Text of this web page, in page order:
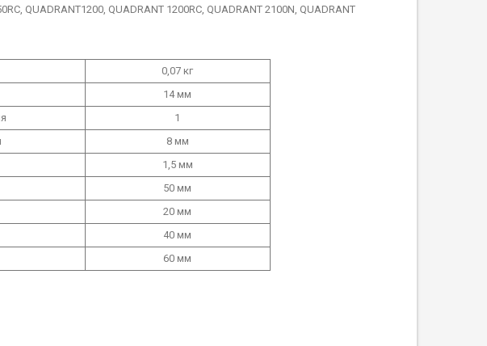
QUADRANT1200, QUADRANT 1200RC, QUADRANT 2100N, QUADRANT
0,07 кг
14 мм
1
8 мм
1,5 мм
50 мм
20 мм
40 мм
60 мм